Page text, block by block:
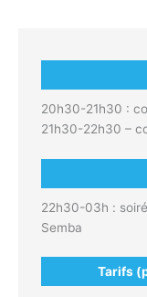
20h30-21h30 :
21h30-22h30 –
22h30-03h :
Semba
Tarifs